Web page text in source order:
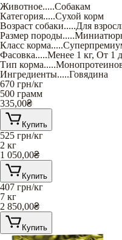
Животное.....Собакам
Категория.....Сухой корм
Возраст собаки.....Для
Размер породы.....
Класс корма.....
Фасовка.....Менее 1 кг, От 1
Тип корма.....
Ингредиенты.....Говядина
670 грн/кг
500 грамм
335,00₴
Купить
525 грн/кг
2 кг
1 050,00₴
Купить
407 грн/кг
7 кг
2 850,00₴
Купить